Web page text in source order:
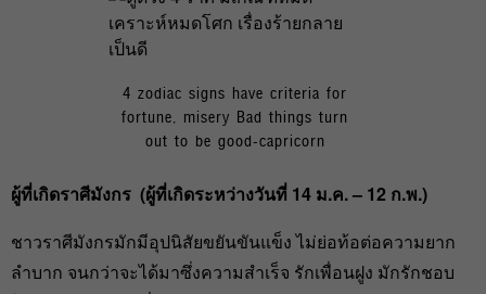
4 zodiac signs have criteria for
fortune, misery Bad things turn
out to be good-capricorn
ผู้ที่เกิดราศีมังกร (ผู้ที่เกิดระหว่างวันที่ 14 ม.ค. – 12 ก.พ.)
ชาวราศีมังกรมักมีอุปนิสัยขยันขันแข็ง ไม่ย่อท้อต่อความยาก
ลำบาก จนกว่าจะได้มาซึ่งความสำเร็จ รักเพื่อนฝูง มักรักชอบ